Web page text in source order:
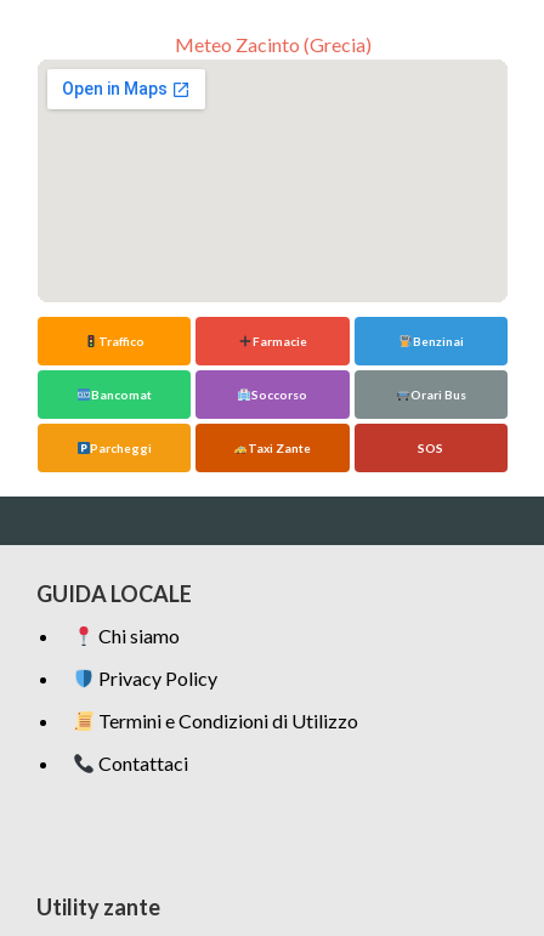
Meteo Zacinto (Grecia)
Traffico Farmacie Benzinai
Bancomat Soccorso Orari Bus
Parcheggi Taxi Zante SOS
GUIDA LOCALE
Chi siamo
Privacy Policy
Termini e Condizioni di Utilizzo
Contattaci
Utility zante